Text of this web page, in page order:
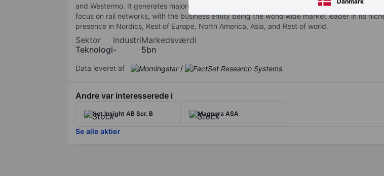
and Westermo. It generates majority of revenue from Westermo which develops robust and
focus on rail networks, with the business entity being the world'wide market leader in its
presence in Nordics, Rest of Europe, North America, Asia, and Rest of world.
Sektor
Teknologi
Industri
-
Markedsværdi
5bn
Data leveret af /
Andre var interesserede i
Net Insight AB Ser. B Magnora ASA
Se alle aktier